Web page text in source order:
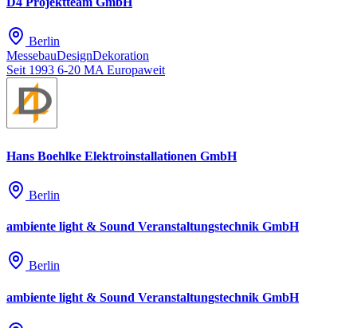
Berlin
MessebauDesignDekoration
Seit 1993 6-20 MA Europaweit
Hans Boehlke Elektroinstallationen GmbH
Berlin
ambiente light & Sound Veranstaltungstechnik GmbH
Berlin
ambiente light & Sound Veranstaltungstechnik GmbH